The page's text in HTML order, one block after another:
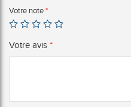
Votre note *
Votre avis *